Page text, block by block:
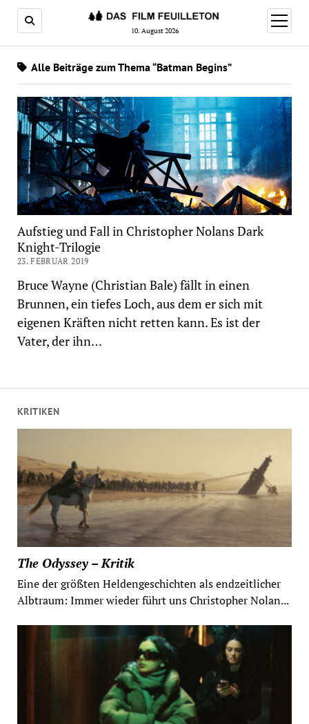
10. August 2026
Menü
öffnen
KRITIKEN
The Odyssey – Kritik
Eine der größten Heldengeschichten als endzeitlicher
Albtraum: Immer wieder führt uns Christopher Nolan...
Alle Beiträge zum Thema “Batman Begins”
Aufstieg und Fall in Christopher Nolans Dark
Knight-Trilogie
23. FEBRUAR 2019
Bruce Wayne (Christian Bale) fällt in einen
Brunnen, ein tiefes Loch, aus dem er sich mit
eigenen Kräften nicht retten kann. Es ist der
Vater, der ihn…